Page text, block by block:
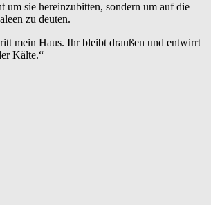
um sie hereinzubitten, sondern um auf die
zu deuten.
mein Haus. Ihr bleibt draußen und entwirrt
Kälte.“